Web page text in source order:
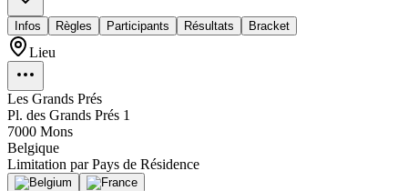
Infos Règles Participants Résultats Bracket
Lieu
Les Grands Prés
Pl. des Grands Prés 1
7000 Mons
Belgique
Limitation par Pays de Résidence